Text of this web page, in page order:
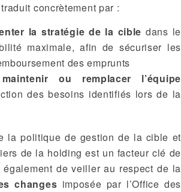
concrètement par :
la stratégie de la cible dans le
maximale, afin de sécuriser les
des emprunts
maintenir ou remplacer l’équipe
des besoins identifiés lors de la
la politique de gestion de la cible et
de la holding est un facteur clé de
de veiller au respect de la
changes imposée par l’Office des